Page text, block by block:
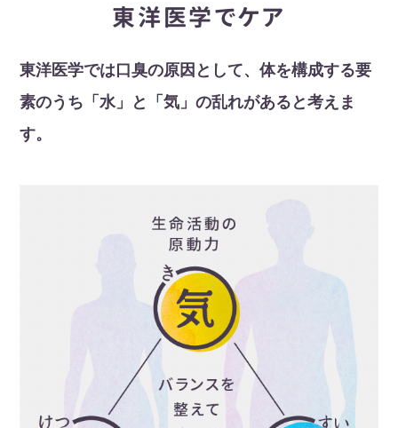
東洋医学でケア
東洋医学では口臭の原因として、体を構成する要
素のうち「水」と「気」の乱れがあると考えま
す。